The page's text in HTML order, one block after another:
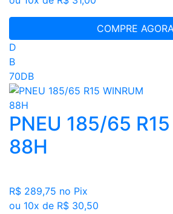
COMPRE
D
B
70DB
PNEU 185/65
88H
R$ 289,75 no Pix
ou 10x de R$ 30,50